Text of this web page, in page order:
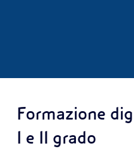
Formazione
I e II grado